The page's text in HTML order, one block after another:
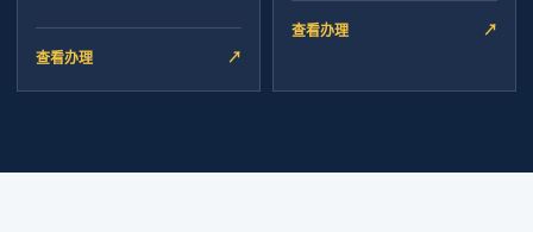
查看办理 ↗
查看办理 ↗